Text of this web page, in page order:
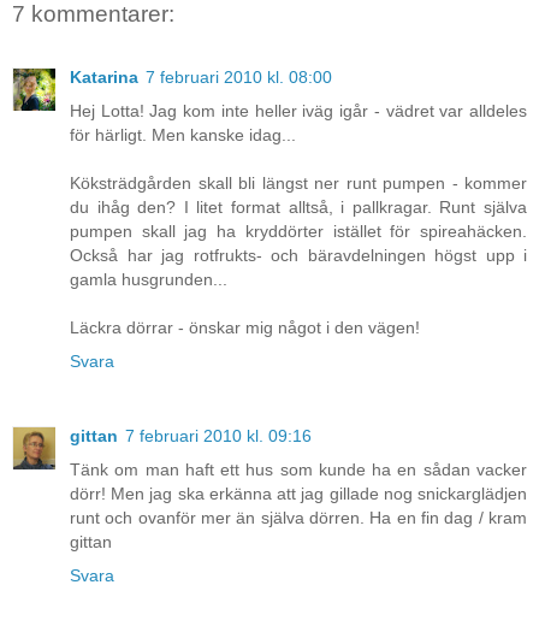
7 kommentarer:
Katarina 7 februari 2010 kl. 08:00
Hej Lotta! Jag kom inte heller iväg igår - vädret var alldeles
för härligt. Men kanske idag...
Köksträdgården skall bli längst ner runt pumpen - kommer
du ihåg den? I litet format alltså, i pallkragar. Runt själva
pumpen skall jag ha kryddörter istället för spireahäcken.
Också har jag rotfrukts- och bäravdelningen högst upp i
gamla husgrunden...
Läckra dörrar - önskar mig något i den vägen!
Svara
gittan 7 februari 2010 kl. 09:16
Tänk om man haft ett hus som kunde ha en sådan vacker
dörr! Men jag ska erkänna att jag gillade nog snickarglädjen
runt och ovanför mer än själva dörren. Ha en fin dag / kram
gittan
Svara